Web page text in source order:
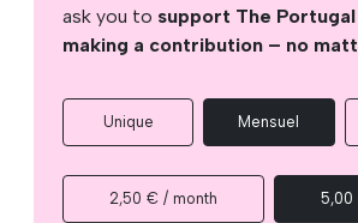
ask you to support The Portugal
making a contribution – no
Unique Mensuel
2,50 € / month 5,00